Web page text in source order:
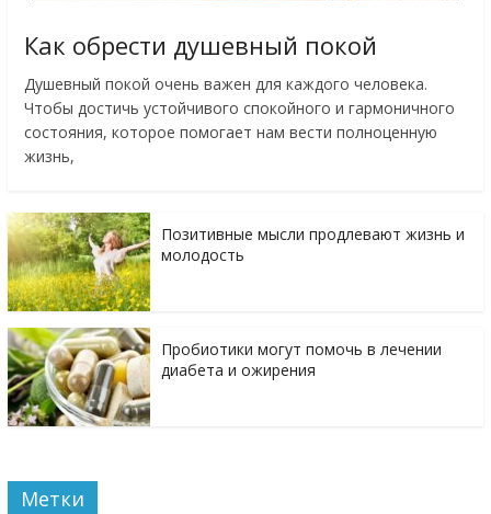
Как обрести душевный покой
Душевный покой очень важен для каждого человека.
Чтобы достичь устойчивого спокойного и гармоничного
состояния, которое помогает нам вести полноценную
жизнь,
Позитивные мысли продлевают жизнь и
молодость
Пробиотики могут помочь в лечении
диабета и ожирения
Метки